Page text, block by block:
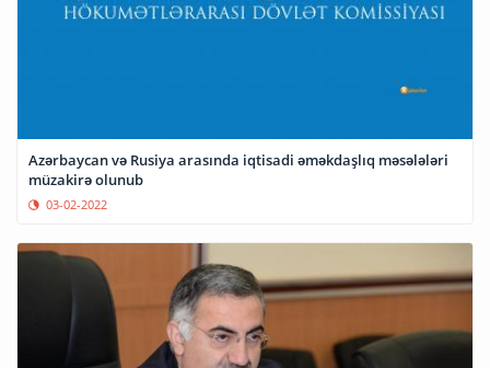
Azərbaycan və Rusiya arasında iqtisadi əməkdaşlıq məsələləri
müzakirə olunub
03-02-2022